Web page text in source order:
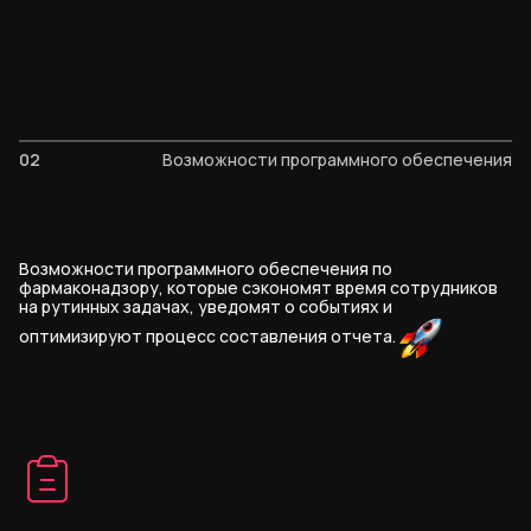
02 Возможности программного обеспечения
Возможности программного обеспечения по
фармаконадзору, которые сэкономят время сотрудников
на рутинных задачах, уведомят о событиях и
оптимизируют процесс составления отчета.